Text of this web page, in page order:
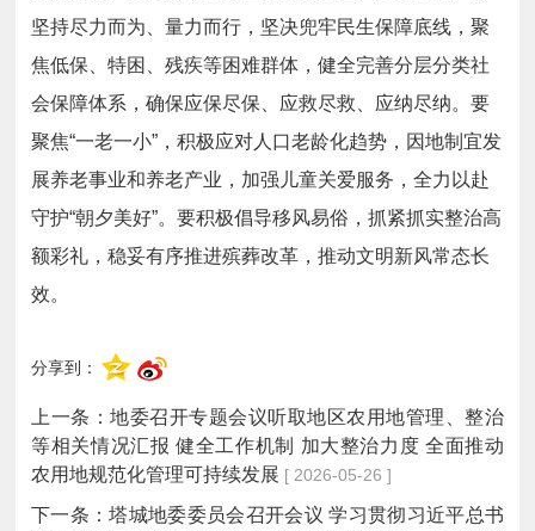
坚持尽力而为、量力而行，坚决兜牢民生保障底线，聚
焦低保、特困、残疾等困难群体，健全完善分层分类社
会保障体系，确保应保尽保、应救尽救、应纳尽纳。要
聚焦“一老一小”，积极应对人口老龄化趋势，因地制宜发
展养老事业和养老产业，加强儿童关爱服务，全力以赴
守护“朝夕美好”。要积极倡导移风易俗，抓紧抓实整治高
额彩礼，稳妥有序推进殡葬改革，推动文明新风常态长
效。
分享到：
上一条：地委召开专题会议听取地区农用地管理、整治
等相关情况汇报 健全工作机制 加大整治力度 全面推动
农用地规范化管理可持续发展 [ 2026-05-26 ]
下一条：塔城地委委员会召开会议 学习贯彻习近平总书